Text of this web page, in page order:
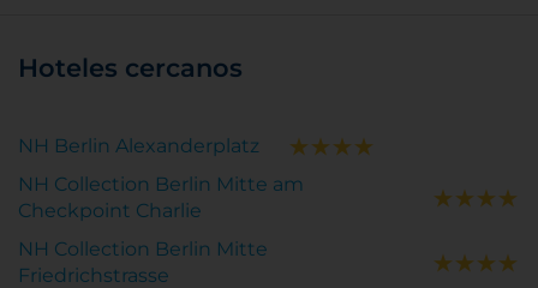
Hoteles cercanos
NH Berlin Alexanderplatz
NH Collection Berlin Mitte am
Checkpoint Charlie
NH Collection Berlin Mitte
Friedrichstrasse